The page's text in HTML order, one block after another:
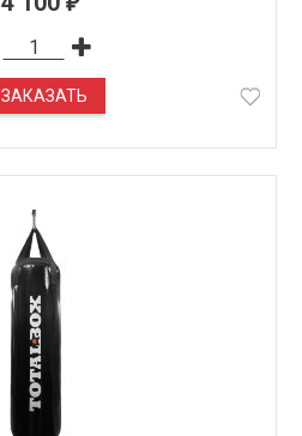
ЗАКАЗАТЬ